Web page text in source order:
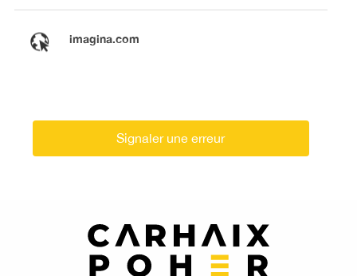
imagina.com
Signaler une erreur